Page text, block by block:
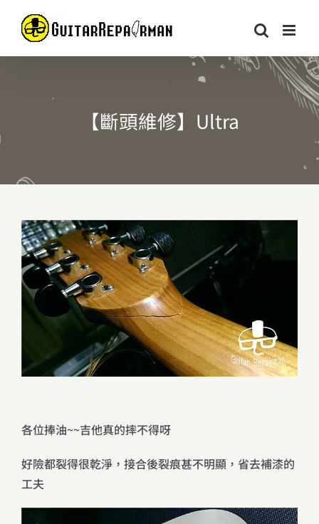
【斷頭維修】Ultra
各位捧油~~吉他真的摔不得呀
好險都裂得很乾淨，接合後裂痕甚不明顯，省去補漆的
工夫